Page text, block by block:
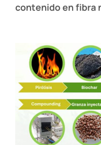
contenido en fibra